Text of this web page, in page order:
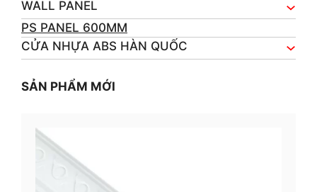
WALL PANEL
PS PANEL 600MM
CỬA NHỰA ABS HÀN QUỐC
SẢN PHẨM MỚI